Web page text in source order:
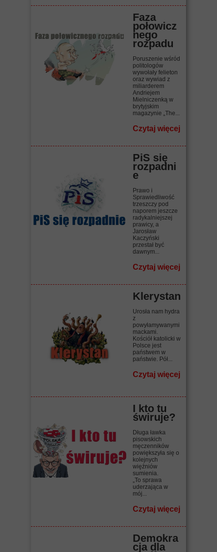
Faza
połowicz
nego
rozpadu
Poruszenie wśród
politologów
wywołały felieton
oraz wywiad z
miliarderem
Andriejem
Mielniczenką w
brytyjskim
magazynie „The...
Czytaj więcej
PiS się
rozpadni
e
Prawo i
Sprawiedliwość
trzeszczy pod
naporem jeszcze
radykalniejszej
prawicy, a
Jarosław
Kaczyński
przestał być
dawnym...
Czytaj więcej
Klerystan
Urosła nam hydra
z
powyłamywanymi
mackami.
Kościół katolicki w
Polsce jest
państwem w
państwie. Pół...
Czytaj więcej
I kto tu
świruje?
Długa ławka
pisowskich
męczenników
powiększyła się o
kolejnych
więźniów
sumienia.
„To sprawa
uderzająca w
mój...
Czytaj więcej
Demokra
cja dla